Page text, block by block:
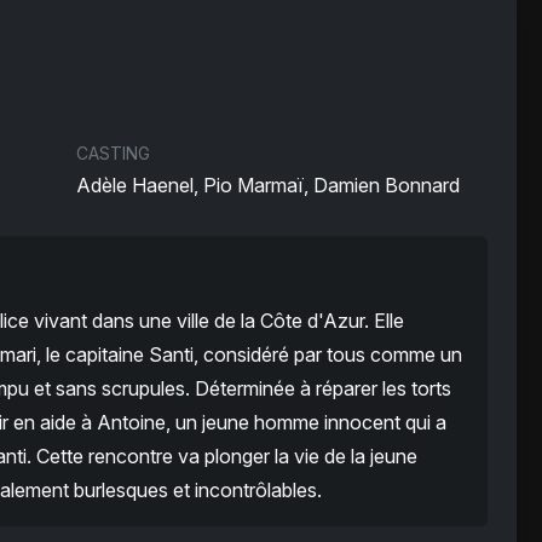
CASTING
Adèle Haenel, Pio Marmaï, Damien Bonnard
vivant dans une ville de la Côte d'Azur. Elle
le capitaine Santi, considéré par tous comme un
et sans scrupules. Déterminée à réparer les torts
en aide à Antoine, un jeune homme innocent qui a
Cette rencontre va plonger la vie de la jeune
burlesques et incontrôlables.